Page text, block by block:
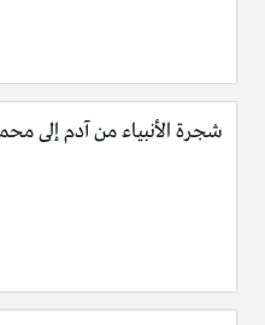
شجرة الأنبياء من آدم إلى